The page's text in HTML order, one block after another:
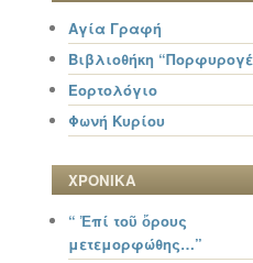
Αγία Γραφή
Βιβλιοθήκη
Εορτολόγιο
Φωνή Κυρίου
ΧΡΟΝΙΚΑ
“ Ἐπί τοῦ ὄρους
μετεμορφώθης…”